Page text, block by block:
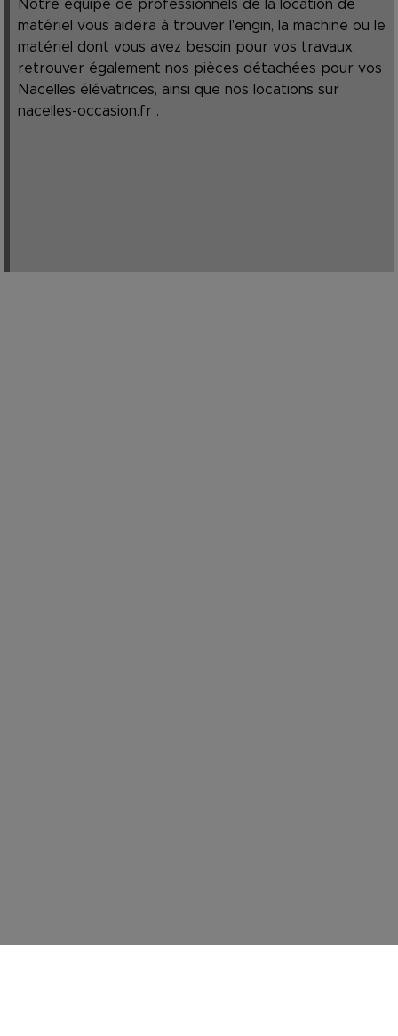
Notre équipe de professionnels de la location de
matériel vous aidera à trouver l'engin, la machine ou le
matériel dont vous avez besoin pour vos travaux.
retrouver également nos pièces détachées pour vos
Nacelles élévatrices, ainsi que nos locations sur
nacelles-occasion.fr .